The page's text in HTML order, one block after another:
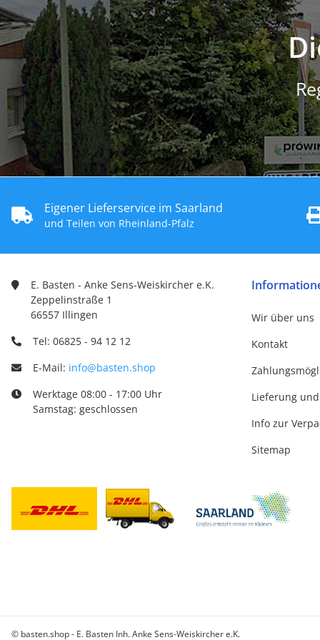
Eigener Lieferservice im Saarland
und Teilen von Rheinland-Pfalz
E. Basten - Anke Sens-Weiskircher e.K.
Zeppelinstraße 1
66557 Illingen
Tel: 06825 - 94 12 12
E-Mail: info@basten.shop
Werktage 08:00 - 17:00 Uhr
Samstag: geschlossen
Wir über uns
Kontakt
Lieferung
Info zur
Sitemap
© basten.shop - E. Basten Inh. Anke Sens-Weiskircher e.K.